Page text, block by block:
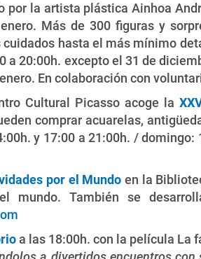
por la artista plástica Ainhoa
Más de 300 figuras y
hasta el más mínimo
a 20:00h. excepto el 31 de
En colaboración con
Cultural Picasso acoge la
comprar acuarelas,
y 17:00 a 21:00h. /
por el Mundo en la
mundo. También se
a las 18:00h. con la película La